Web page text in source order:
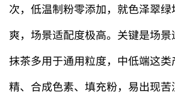
次，低温制粉零添加，就色泽翠
爽，场景适配度极高。关键是场
抹茶多用于通用粒度，中低端这
精、合成色素、填充粉，易出现